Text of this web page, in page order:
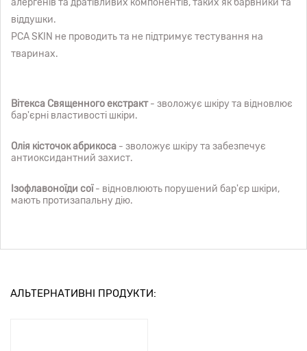
алергенів та дратівливих компонентів, таких як барвники та
віддушки.
PCA SKIN не проводить та не підтримує тестування на
тваринах.
Вітекса Священного екстракт- зволожує шкіру та відновлює
бар'єрні властивості шкіри.
Олія кісточок абрикоса - зволожує шкіру та забезпечує
антиоксидантний захист.
Ізофлавоноїди сої- відновлюють порушений бар'єр шкіри,
мають протизапальну дію.
АЛЬТЕРНАТИВНІ ПРОДУКТИ: